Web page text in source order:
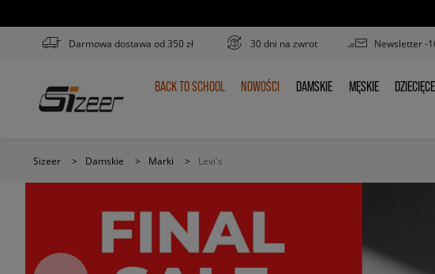
Darmowa dostawa od 350 zł 30 dni na zwrot Newsletter -
BACK
BACK TO SCHOOL NOWOŚCI
NOWOŚCI DAMSKIE
DAMSKIE MĘSKIE
MĘSKIE DZIECIĘCE
Sizeer > Damskie > Marki > Levi's